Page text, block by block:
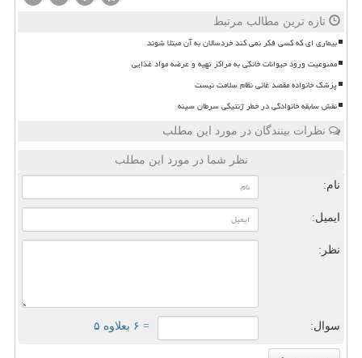
تازه ترین مطالب مرتبط
بیماری ای که کسی فکر نمی کند خردسالان به آن مبتلا شوند
ممنوعیت ورود حیوانات خانگی به مراکز تهیه و عرضه مواد غذایی
پزشک خانواده مقصد غائی نظام سلامت نیست
نقش سابقه خانوادگی در خطر ژنتیکی سرطان سینه
نظرات بینندگان در مورد این مطلب
نظر شما در مورد این مطلب
نام:
ایمیل:
نظر:
سوال: = ۶ بعلاوه ۵